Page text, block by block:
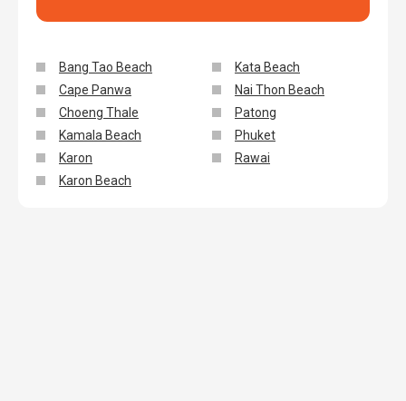
Bang Tao Beach
Cape Panwa
Choeng Thale
Kamala Beach
Karon
Karon Beach
Kata Beach
Nai Thon Beach
Patong
Phuket
Rawai